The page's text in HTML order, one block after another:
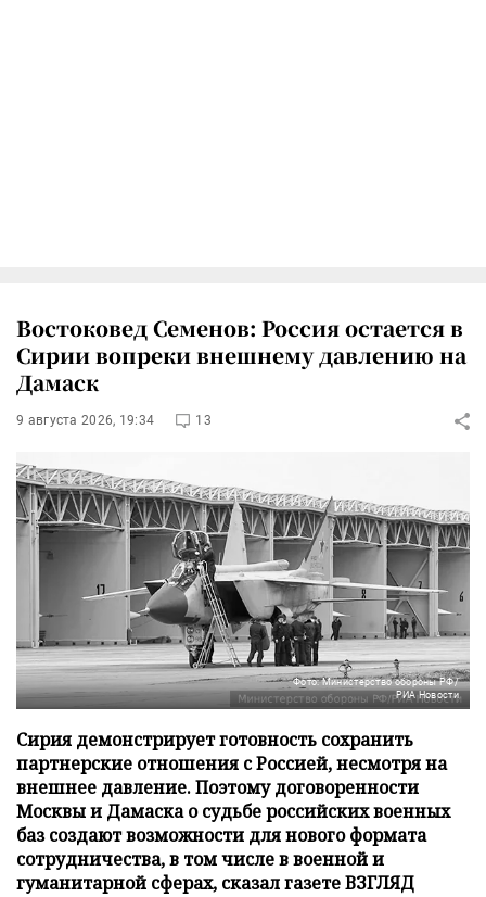
Востоковед Семенов: Россия остается в
Сирии вопреки внешнему давлению на
Дамаск
9 августа 2026, 19:34 13
Фото: Министерство обороны РФ/
РИА Новости
Сирия демонстрирует готовность сохранить
партнерские отношения с Россией, несмотря на
внешнее давление. Поэтому договоренности
Москвы и Дамаска о судьбе российских военных
баз создают возможности для нового формата
сотрудничества, в том числе в военной и
гуманитарной сферах, сказал газете ВЗГЛЯД